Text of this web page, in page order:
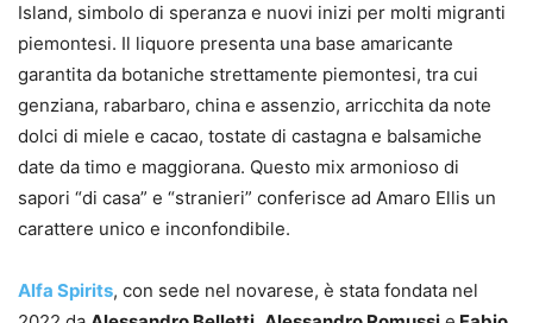
Island, simbolo di speranza e nuovi inizi per molti migranti
piemontesi. Il liquore presenta una base amaricante
garantita da botaniche strettamente piemontesi, tra cui
genziana, rabarbaro, china e assenzio, arricchita da note
dolci di miele e cacao, tostate di castagna e balsamiche
date da timo e maggiorana. Questo mix armonioso di
sapori “di casa” e “stranieri” conferisce ad Amaro Ellis un
carattere unico e inconfondibile.
Alfa Spirits, con sede nel novarese, è stata fondata nel